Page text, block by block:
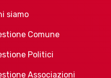
siamo
Comune
Politici
Associazioni